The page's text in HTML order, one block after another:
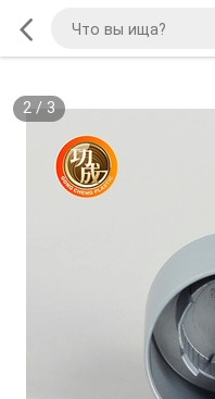
2/ 3